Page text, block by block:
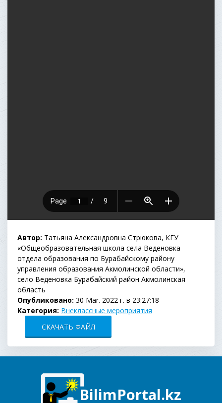
Автор: Татьяна Александровна Стрюкова, КГУ
«Общеобразовательная школа села Веденовка
отдела образования по Бурабайскому району
управления образования Акмолинской области»,
село Веденовка Бурабайский район Акмолинская
область
Опубликовано: 30 Mar. 2022 г. в 23:27:18
Категория: Внеклассные мероприятия
СКАЧАТЬ ФАЙЛ
BilimPortal.kz